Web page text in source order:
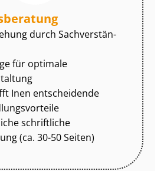
durch Sach­ver­stän­
für optimale
Inen entscheidende
schriftliche
(ca. 30-50 Seiten)